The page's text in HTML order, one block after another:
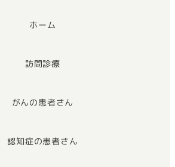
ホーム
訪問診療
がんの患者さん
認知症の患者さん